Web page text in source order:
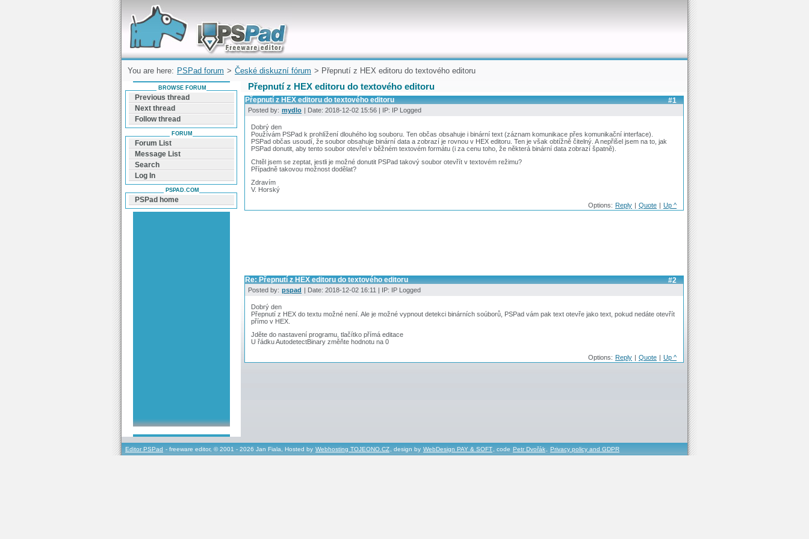
Forum can help you solve problems and quickly
find a solution with PSPad for Microsoft
Windows
You are here: PSPad forum > České diskuzní fórum > Přepnutí z HEX editoru do textového editoru
Přepnutí z HEX editoru do textového editoru
#1
Přepnutí z HEX editoru do textového editoru
Posted by: mydlo | Date: 2018-12-02 15:56 | IP: IP Logged
Dobrý den
Používám PSPad k prohlížení dlouhého log souboru. Ten občas obsahuje i binární text (záznam komunikace přes komunikační interface).
PSPad občas usoudí, že soubor obsahuje binární data a zobrazí je rovnou v HEX editoru. Ten je však obtížně čitelný. A nepřišel jsem na to, jak
PSPad donutit, aby tento soubor otevřel v běžném textovém formátu (i za cenu toho, že některá binární data zobrazí špatně).
Chtěl jsem se zeptat, jestli je možné donutit PSPad takový soubor otevřít v textovém režimu?
Případně takovou možnost dodělat?
Zdravím
V. Horský
Options: Reply | Quote | Up ^
#2
Re: Přepnutí z HEX editoru do textového editoru
Posted by: pspad | Date: 2018-12-02 16:11 | IP: IP Logged
Dobrý den
Přepnutí z HEX do textu možné není. Ale je možné vypnout detekci binárních soúborů, PSPad vám pak text otevře jako text, pokud nedáte otevřít
přímo v HEX.
Jděte do nastavení programu, tlačítko přímá editace
U řádku AutodetectBinary změňte hodnotu na 0
Options: Reply | Quote | Up ^
BROWSE FORUM
Previous thread
Next thread
Follow thread
FORUM
Forum List
Message List
Search
Log In
PSPAD.COM
PSPad home
Editor PSPad - freeware editor, © 2001 - 2026 Jan Fiala, Hosted by Webhosting TOJEONO.CZ, design by WebDesign PAY & SOFT, code Petr Dvořák, Privacy policy and GDPR